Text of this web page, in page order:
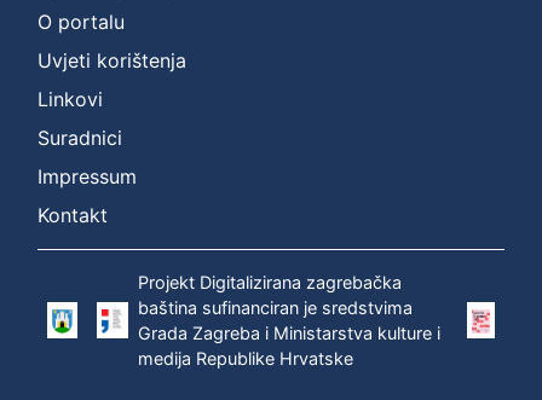
O portalu
Uvjeti korištenja
Linkovi
Suradnici
Impressum
Kontakt
Projekt Digitalizirana zagrebačka
baština sufinanciran je sredstvima
Grada Zagreba i Ministarstva kulture i
medija Republike Hrvatske